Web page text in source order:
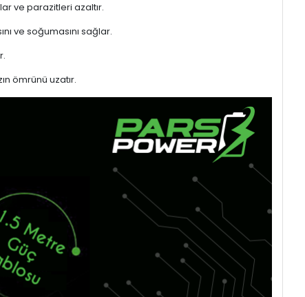
ve parazitleri azaltır.
ve soğumasını sağlar.
ömrünü uzatır.